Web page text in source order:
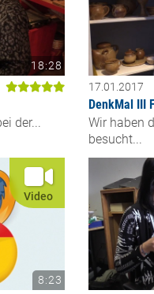
18:28
der...
17.01.2017
DenkMal III
Wir haben
besucht...
Video
8:23